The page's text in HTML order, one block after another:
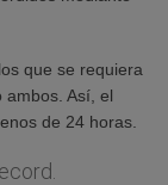
que se requiera
ambos. Así, el
de 24 horas.